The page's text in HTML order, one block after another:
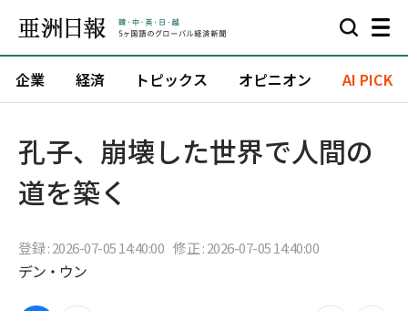
企業 経済 トピックス オピニオン AI PICK
孔子、崩壊した世界で人間の
道を築く
登録 : 2026-07-05 14:40:00 修正 : 2026-07-05 14:40:00
デン・ウン